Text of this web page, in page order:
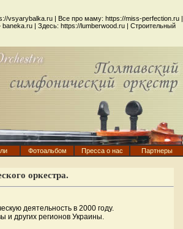
vsyarybalka.ru | Все про маму: https://miss-perfection.ru|
| Здесь: https://lumberwood.ru| Строительный
Фотоальбом Пресса о нас Партнеры
оркестра.
деятельность в 2000 году.
и других регионов Украины.